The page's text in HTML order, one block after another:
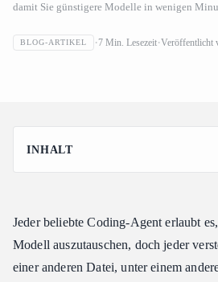
damit Sie günstigere Modelle in wenigen
BLOG-ARTIKEL 7 Min. Lesezeit Veröffentlicht
Coding Agent Custom API Cheat
kopieren und Token-
INHALT
Warum sich ein Coding-Agent
Wie ein Coding-Agent Custom-API-
Das Coding-Agent Custom-API-
Claude Code
Jeder beliebte Coding-Agent erlaubt
Modell auszutauschen, doch jeder
einer anderen Datei, unter einem